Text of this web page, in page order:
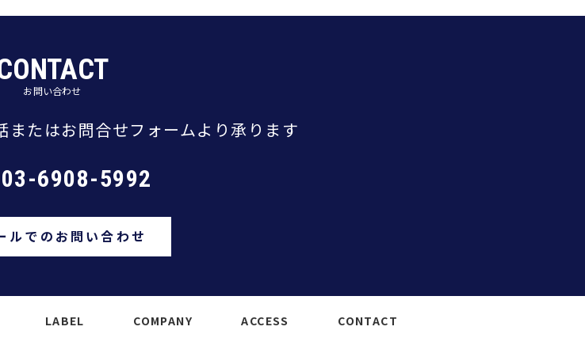
お問い合わせ
またはお問合せフォームより承ります
6908-5992
ルでのお問い合わせ
LABEL COMPANY ACCESS CONTACT